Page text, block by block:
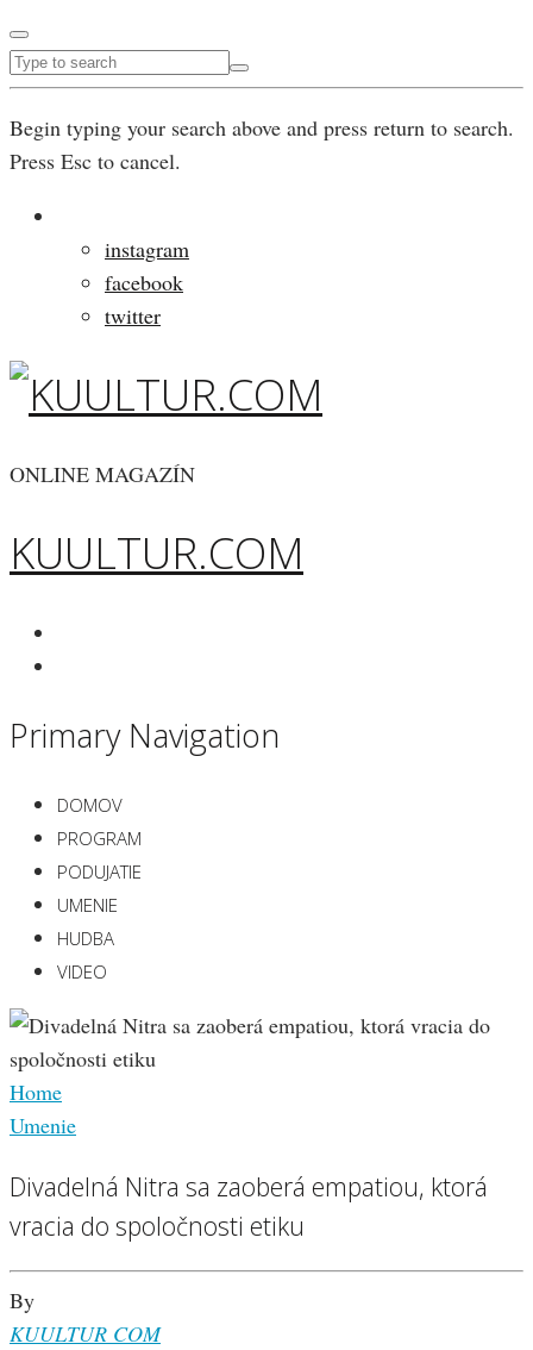
Begin typing your search above and press return to search.
Press Esc to cancel.
instagram
facebook
twitter
ONLINE MAGAZÍN
KUULTUR.COM
Primary Navigation
DOMOV
PROGRAM
PODUJATIE
UMENIE
HUDBA
VIDEO
Home
Umenie
Divadelná Nitra sa zaoberá empatiou, ktorá
vracia do spoločnosti etiku
By
KUULTUR COM